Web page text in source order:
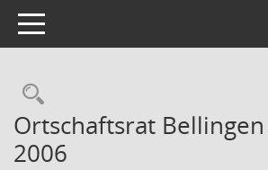
Toggle navigation
Rechercheauswahl
Ortschaftsrat
2006